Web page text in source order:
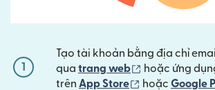
1
Tạo tài khoản bằng địa chỉ
qua trang web (mở trong cửa
hoặc ứng
trên App Store (mở trong cửa
hoặc Google